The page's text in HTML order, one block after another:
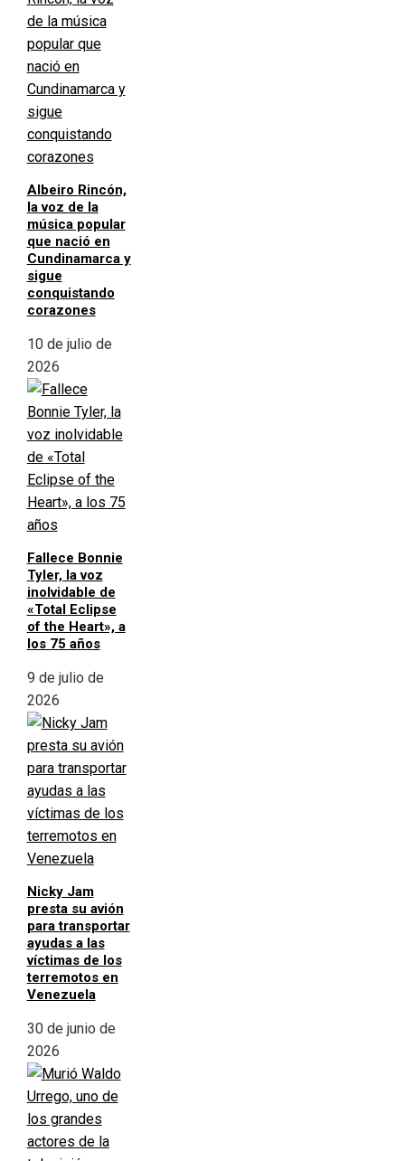
Albeiro Rincón,
la voz de la
música popular
que nació en
Cundinamarca y
sigue
conquistando
corazones
10 de julio de
2026
Fallece Bonnie
Tyler, la voz
inolvidable de
«Total Eclipse
of the Heart», a
los 75 años
9 de julio de
2026
Nicky Jam
presta su avión
para transportar
ayudas a las
víctimas de los
terremotos en
Venezuela
30 de junio de
2026